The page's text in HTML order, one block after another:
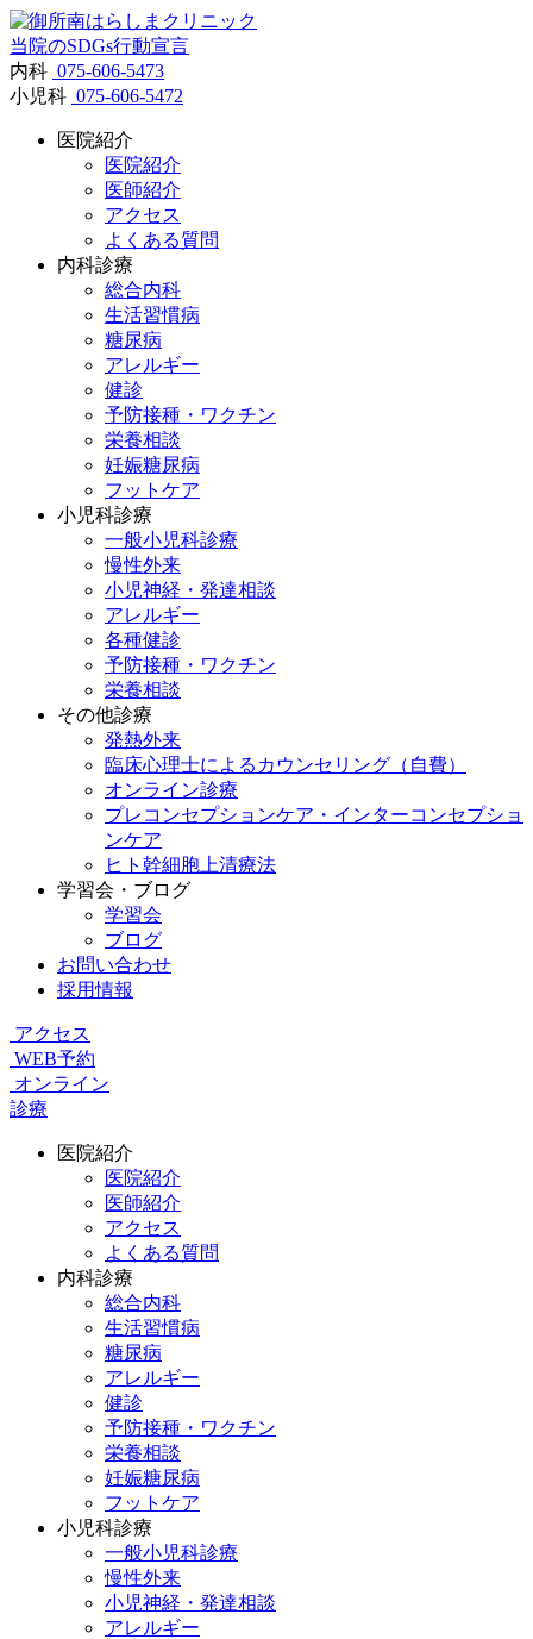
当院のSDGs行動宣言
内科 075-606-5473
小児科 075-606-5472
医院紹介
医院紹介
医師紹介
アクセス
よくある質問
内科診療
総合内科
生活習慣病
糖尿病
アレルギー
健診
予防接種・ワクチン
栄養相談
妊娠糖尿病
フットケア
小児科診療
一般小児科診療
慢性外来
小児神経・発達相談
アレルギー
各種健診
予防接種・ワクチン
栄養相談
その他診療
発熱外来
臨床心理士によるカウンセリング（自費）
オンライン診療
プレコンセプションケア・インターコンセプショ
ンケア
ヒト幹細胞上清療法
学習会・ブログ
学習会
ブログ
お問い合わせ
採用情報
アクセス
WEB予約
オンライン
診療
医院紹介
医院紹介
医師紹介
アクセス
よくある質問
内科診療
総合内科
生活習慣病
糖尿病
アレルギー
健診
予防接種・ワクチン
栄養相談
妊娠糖尿病
フットケア
小児科診療
一般小児科診療
慢性外来
小児神経・発達相談
アレルギー